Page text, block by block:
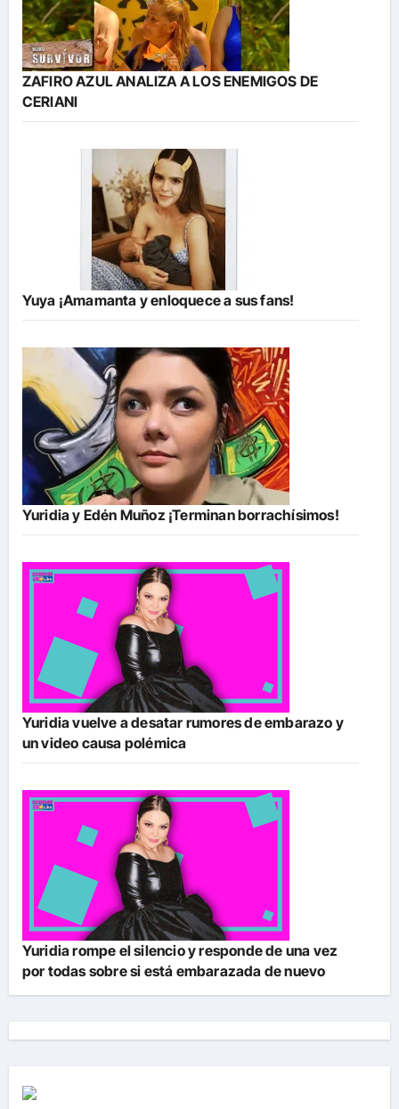
ZAFIRO AZUL ANALIZA A LOS ENEMIGOS DE
CERIANI
Yuya ¡Amamanta y enloquece a sus fans!
Yuridia y Edén Muñoz ¡Terminan borrachísimos!
Yuridia vuelve a desatar rumores de embarazo y
un video causa polémica
Yuridia rompe el silencio y responde de una vez
por todas sobre si está embarazada de nuevo